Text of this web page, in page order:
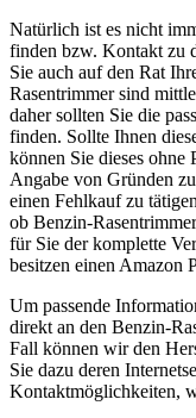
Natürlich ist es nicht
finden bzw. Kontakt zu
Sie auch auf den Rat
Rasentrimmer sind
daher sollten Sie die
finden. Sollte Ihnen
können Sie dieses ohne
Angabe von Gründen
einen Fehlkauf zu
ob Benzin-
für Sie der komplette
besitzen einen Amazon
Um passende
direkt an den Benzin-
Fall können wir den
Sie dazu deren
Kontaktmöglichkeiten,